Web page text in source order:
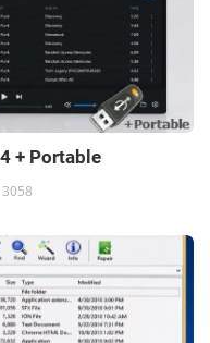
+ Portable